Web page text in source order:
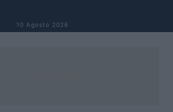
10 Agosto 2026